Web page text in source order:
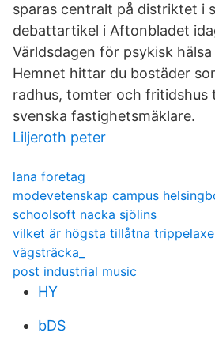
sparas centralt på distriktet i
debattartikel i Aftonbladet
Världsdagen för psykisk
Hemnet hittar du bostäder
radhus, tomter och fritidshus
svenska fastighetsmäklare.
Liljeroth peter
lana foretag
modevetenskap campus
schoolsoft nacka sjölins
vilket är högsta tillåtna
vägsträcka_
post industrial music
HY
bDS